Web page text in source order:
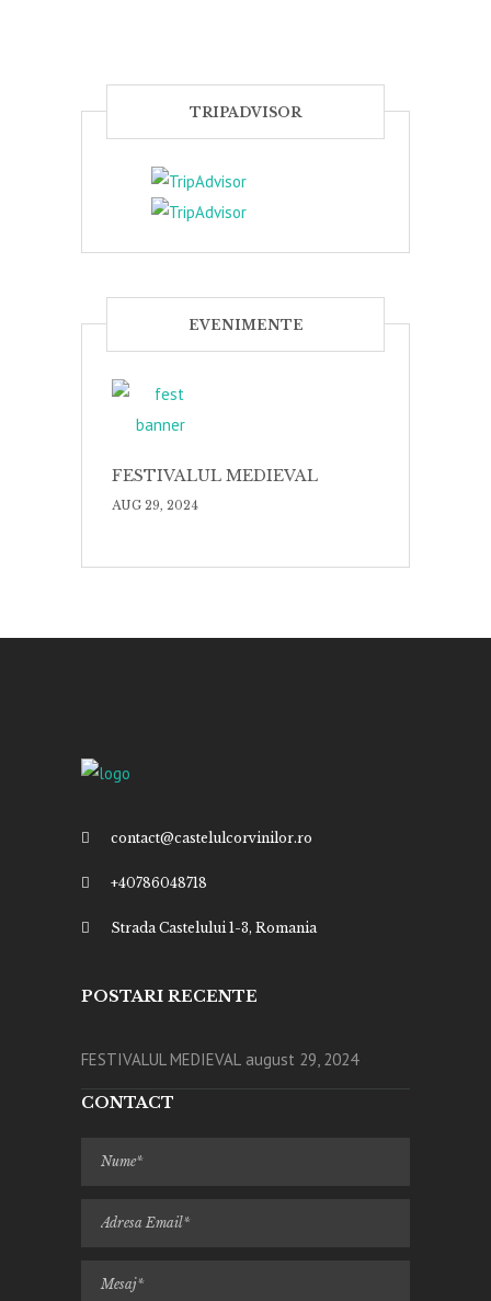
TRIPADVISOR
EVENIMENTE
FESTIVALUL MEDIEVAL
AUG 29, 2024
contact@castelulcorvinilor.ro
+40786048718
Strada Castelului 1-3, Romania
POSTARI RECENTE
FESTIVALUL MEDIEVAL august 29, 2024
CONTACT